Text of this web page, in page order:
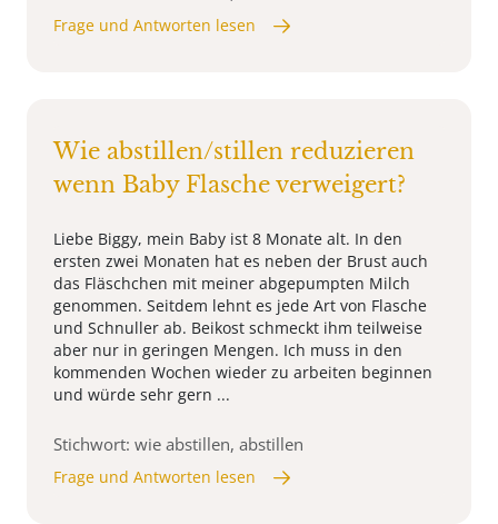
Frage und Antworten lesen
Wie abstillen/stillen reduzieren
wenn Baby Flasche verweigert?
Liebe Biggy, mein Baby ist 8 Monate alt. In den
ersten zwei Monaten hat es neben der Brust auch
das Fläschchen mit meiner abgepumpten Milch
genommen. Seitdem lehnt es jede Art von Flasche
und Schnuller ab. Beikost schmeckt ihm teilweise
aber nur in geringen Mengen. Ich muss in den
kommenden Wochen wieder zu arbeiten beginnen
und würde sehr gern ...
Stichwort: wie abstillen, abstillen
Frage und Antworten lesen